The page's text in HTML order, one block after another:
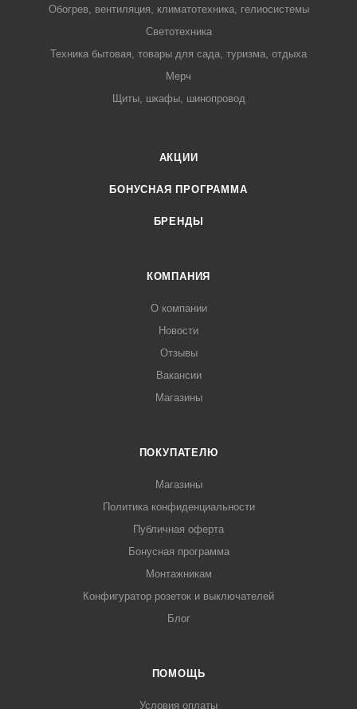
Обогрев, вентиляция, климатотехника, гелиосистемы
Светотехника
Техника бытовая, товары для сада, туризма, отдыха
Мерч
Щиты, шкафы, шинопровод
АКЦИИ
БОНУСНАЯ ПРОГРАММА
БРЕНДЫ
КОМПАНИЯ
О компании
Новости
Отзывы
Вакансии
Магазины
ПОКУПАТЕЛЮ
Магазины
Политика конфиденциальности
Публичная оферта
Бонусная программа
Монтажникам
Конфигуратор розеток и выключателей
Блог
ПОМОЩЬ
Условия оплаты